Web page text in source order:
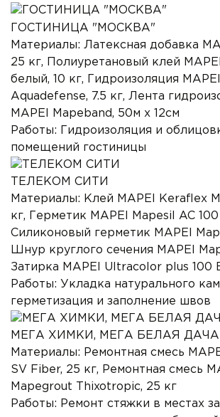
ГОСТИНИЦА "МОСКВА"
Материалы: Латексная добавка
25 кг, Полиуретановый клей
белый, 10 кг, Гидроизоляция
Aquadefense, 7.5 кг, Лента
MAPEI Mapeband, 50м x 12см
Работы: Гидроизоляция и
помещений гостиницы
ТЕЛЕКОМ СИТИ
Материалы: Клей MAPEI Keraflex
кг, Герметик MAPEI Mapesil AC
Силиконовый герметик MAPEI
Шнур круглого сечения MAPEI
Затирка MAPEI Ultracolor plus 100
Работы: Укладка натурального
герметизация и заполнение швов
МЕГА ХИМКИ, МЕГА БЕЛАЯ ДАЧА
Материалы: Ремонтная смесь
SV Fiber, 25 кг, Ремонтная смесь
Mapegrout Thixotropic, 25 кг
Работы: Ремонт стяжки в местах